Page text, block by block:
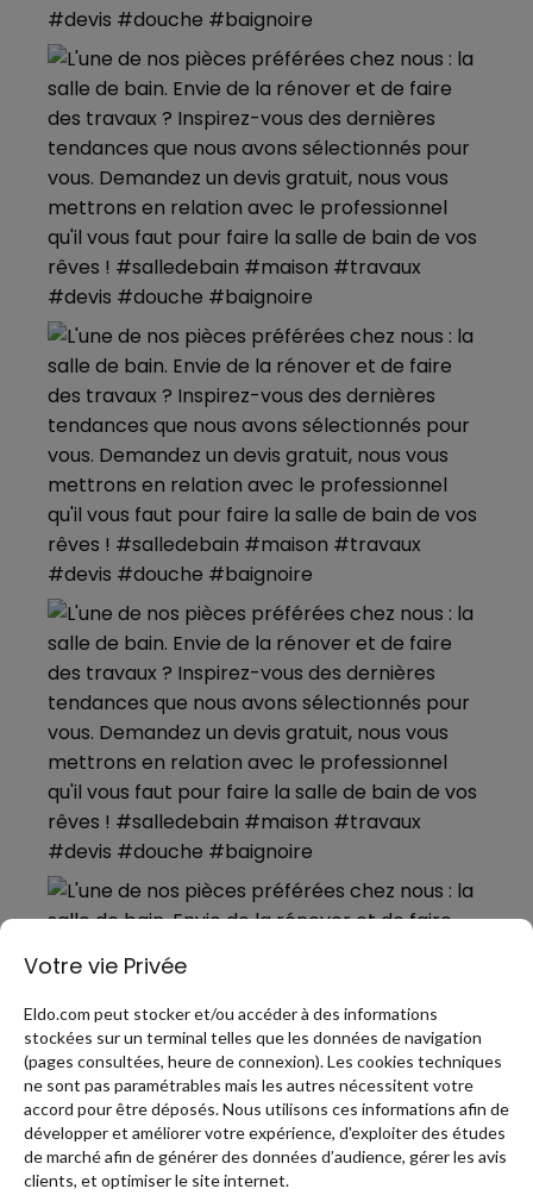
PLUS DE PINS
Votre vie Privée
Eldo.com peut stocker et/ou accéder à des informations
stockées sur un terminal telles que les données de navigation
(pages consultées, heure de connexion). Les cookies techniques
ne sont pas paramétrables mais les autres nécessitent votre
accord pour être déposés. Nous utilisons ces informations afin de
développer et améliorer votre expérience, d'exploiter des études
de marché afin de générer des données d’audience, gérer les avis
clients, et optimiser le site internet.